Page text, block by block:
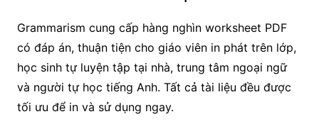
Grammarism cung cấp hàng nghìn worksheet PDF
có đáp án, thuận tiện cho giáo viên in phát trên lớp,
học sinh tự luyện tập tại nhà, trung tâm ngoại ngữ
và người tự học tiếng Anh. Tất cả tài liệu đều được
tối ưu để in và sử dụng ngay.